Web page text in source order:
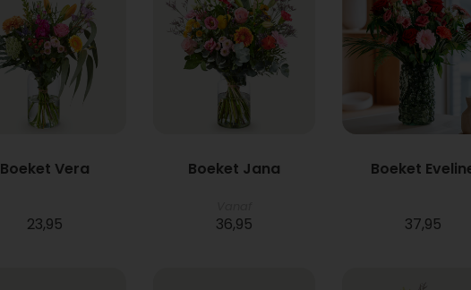
Boeket Vera
23,95
Boeket Jana
36,95
Boeket
37,95